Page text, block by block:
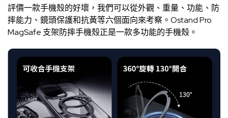
評價一款手機殼的好壞，我們可以從外觀、重量、功能、防
摔能力、鏡頭保護和抗黃等六個面向來考察。Ostand Pro
MagSafe 支架防摔手機殼正是一款多功能的手機殼。